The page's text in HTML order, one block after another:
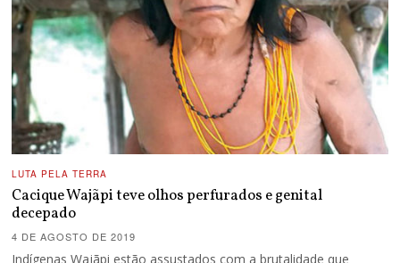
LUTA PELA TERRA
Cacique Wajãpi teve olhos perfurados e genital
decepado
4 DE AGOSTO DE 2019
Indígenas Wajãpi estão assustados com a brutalidade que